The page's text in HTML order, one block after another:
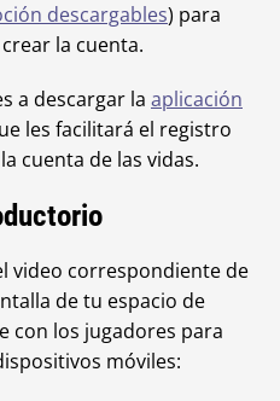
descargables) para
la cuenta.
a descargar la aplicación
les facilitará el registro
cuenta de las vidas.
video correspondiente de
de tu espacio de
con los jugadores para
móviles: